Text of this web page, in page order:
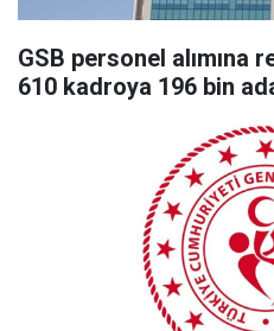
GSB personel alımına
610 kadroya 196 bin